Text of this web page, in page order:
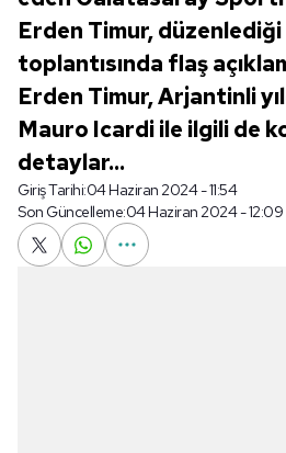
Erden Timur, düzenlediği
toplantısında flaş
Erden Timur, Arjantinli
Mauro Icardi ile ilgili de
detaylar...
Giriş Tarihi:04 Haziran 2024 - 11:54
Son Güncelleme:04 Haziran 2024 - 12:09